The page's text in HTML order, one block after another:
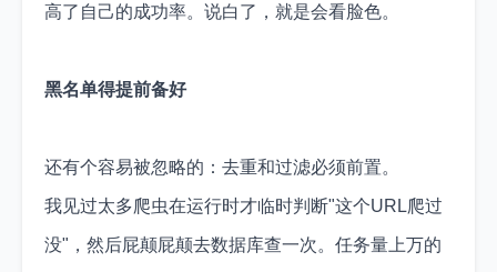
高了自己的成功率。说白了，就是会看脸色。
黑名单得提前备好
还有个容易被忽略的：去重和过滤必须前置。
我见过太多爬虫在运行时才临时判断"这个URL爬过
没"，然后屁颠屁颠去数据库查一次。任务量上万的